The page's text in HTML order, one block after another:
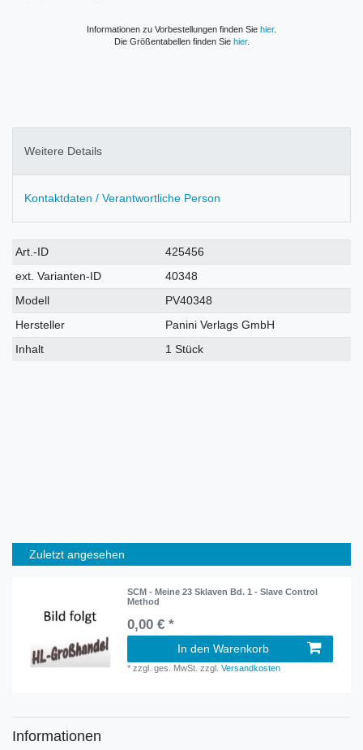
Informationen zu Vorbestellungen finden Sie hier.
Die Größentabellen finden Sie hier.
Weitere Details
Kontaktdaten / Verantwortliche Person
Technisches
Merkmal
Wert
Art.-ID
425456
ext. Varianten-ID
40348
Modell
PV40348
Hersteller
Panini Verlags GmbH
Inhalt
1 Stück
Zuletzt angesehen
SCM - Meine 23 Sklaven Bd. 1 - Slave Control
Method
0,00 € *
In den Warenkorb
*zzgl. ges. MwSt. zzgl.Versandkosten
Informationen